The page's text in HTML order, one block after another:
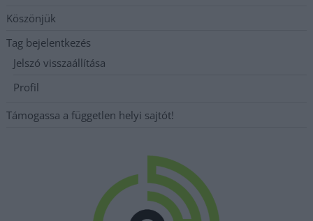
Köszönjük
Tag bejelentkezés
Jelszó visszaállítása
Profil
Támogassa a független helyi sajtót!